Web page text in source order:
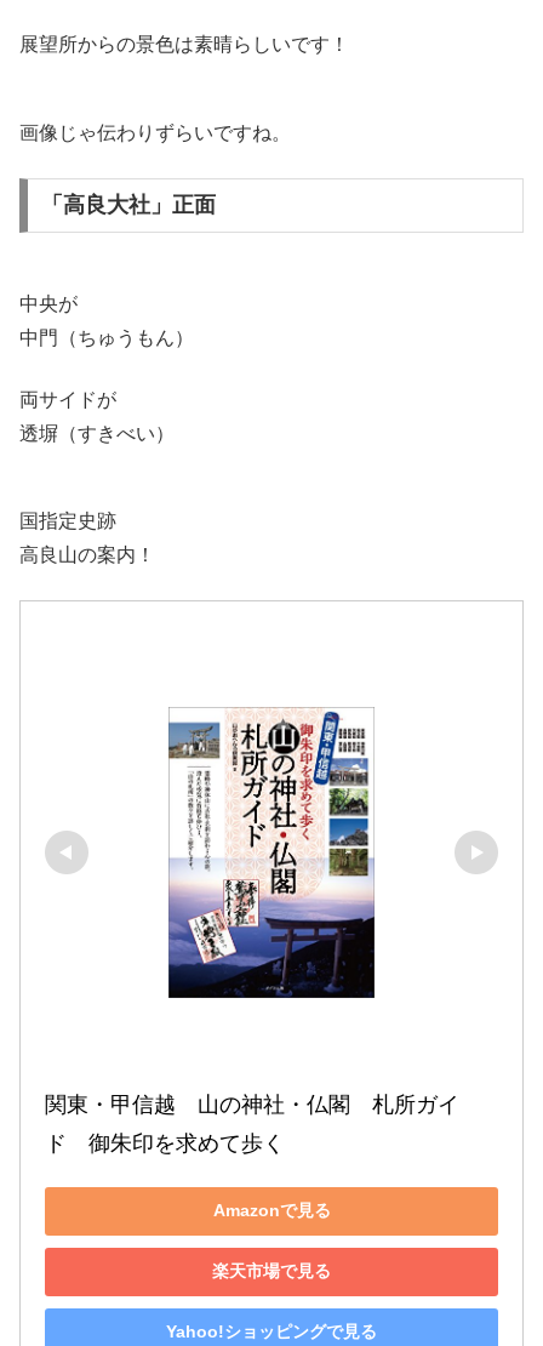
展望所からの景色は素晴らしいです！
画像じゃ伝わりずらいですね。
「高良大社」正面
中央が
中門（ちゅうもん）
両サイドが
透塀（すきべい）
国指定史跡
高良山の案内！
関東・甲信越　山の神社・仏閣　札所ガイ
ド　御朱印を求めて歩く
Amazonで見る
楽天市場で見る
Yahoo!ショッピングで見る